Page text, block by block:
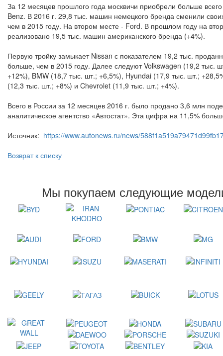
За 12 месяцев прошлого года москвичи приобрели больше
Benz. В 2016 г. 29,8 тыс. машин немецкого бренда сменили
чем в 2015 году. На втором месте - Ford. В прошлом году на
реализовано 19,5 тыс. машин американского бренда (+4%).
Первую тройку замыкает Nissan с показателем 19,2 тыс.
больше, чем в 2015 году. Далее следуют Volkswagen (19,2 тыс.
+12%), BMW (18,7 тыс. шт.; +6,5%), Hyundai (17,9 тыс. шт.;
(12,3 тыс. шт.; +8%) и Chevrolet (11,9 тыс. шт.; +4%).
Всего в России за 12 месяцев 2016 г. было продано 3,6 млн
аналитическое агентство «Автостат». Эта цифра на 11,5%
Источник: https://www.autonews.ru/news/
Возврат к списку
Мы покупаем следующие